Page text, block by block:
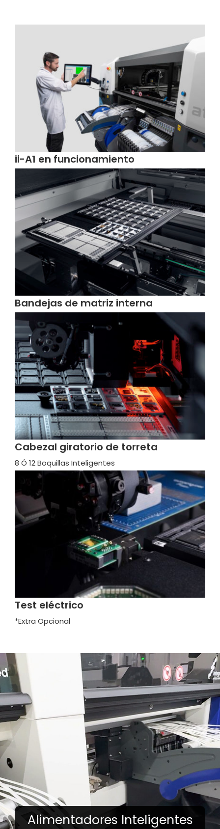
ii-A1 en funcionamiento
Bandejas de matriz interna
Cabezal giratorio de torreta
8 Ó 12 Boquillas Inteligentes
Test eléctrico
*Extra Opcional
Alimentadores Inteligentes